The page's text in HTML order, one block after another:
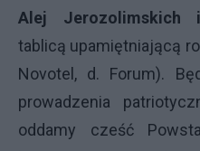
Alej Jerozolimskich i
tablicą upamiętniającą
Novotel, d. Forum).
prowadzenia
oddamy cześć